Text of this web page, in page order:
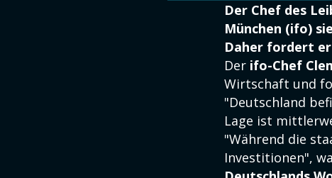
Der Chef des
München (ifo)
Daher fordert
Der ifo-Chef
Wirtschaft und
"Deutschland
Lage ist
"Während die
Investitionen",